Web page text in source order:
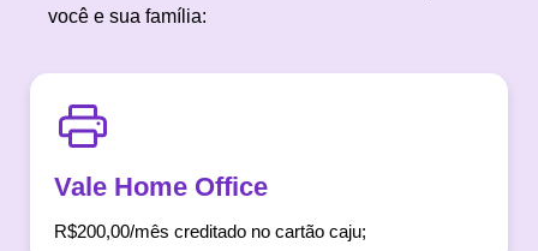
você e sua família:
Vale Home Office
R$200,00/mês creditado no cartão caju;